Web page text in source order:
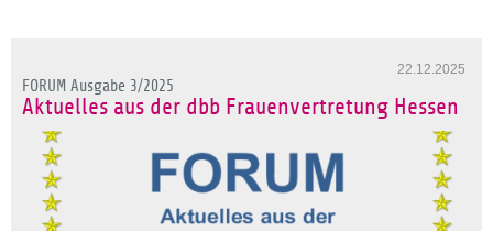
22.12.2025
FORUM Ausgabe 3/2025
Aktuelles aus der dbb Frauenvertretung Hessen